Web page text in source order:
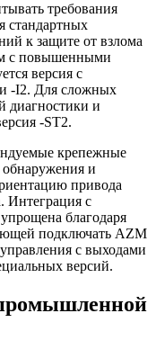
требования
стандартных
к защите от взлома
с повышенными
версия с
-I2. Для сложных
диагностики и
-ST2.
крепежные
и
привода
Интеграция с
благодаря
подключать AZM
с выходами
версий.